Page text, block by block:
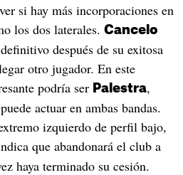
si hay más incorporaciones en
los dos laterales. Cancelo
después de su exitosa
otro jugador. En este
podría ser Palestra,
actuar en ambas bandas.
izquierdo de perfil bajo,
que abandonará el club a
haya terminado su cesión.